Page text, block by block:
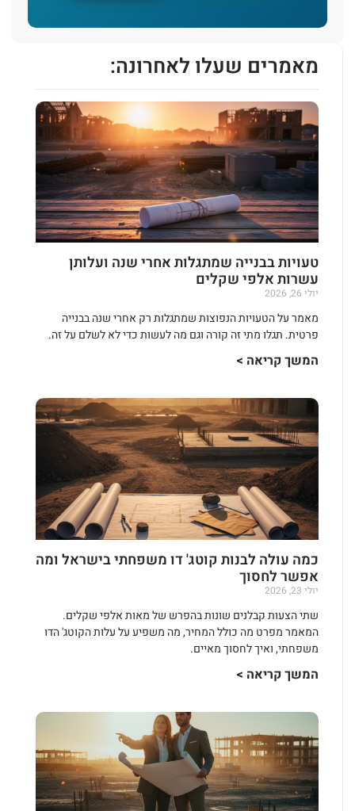
מאמרים שעלו לאחרונה:
טעויות בבנייה שמתגלות אחרי שנה ועלותן
עשרות אלפי שקלים
יולי 26, 2026
מאמר על הטעויות הנפוצות שמתגלות רק אחרי שנה בבנייה
פרטית. תגלו מתי זה קורה וגם מה לעשות כדי לא לשלם על זה.
המשך קריאה >
כמה עולה לבנות קוטג' דו משפחתי בישראל ומה
אפשר לחסוך
יולי 23, 2026
שתי הצעות קבלנים שונות בהפרש של מאות אלפי שקלים.
המאמר מפרט מה כולל המחיר, מה משפיע על עלות הקוטג' הדו
משפחתי, ואיך לחסוך מאיים.
המשך קריאה >